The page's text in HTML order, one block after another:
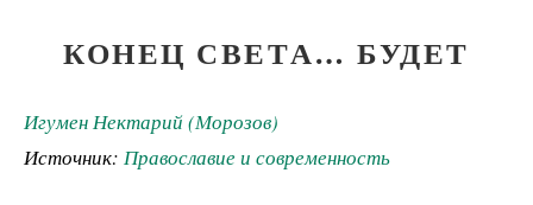
КОНЕЦ СВЕТА… БУДЕТ
Игумен Нектарий (Морозов)
Источник: Православие и современность